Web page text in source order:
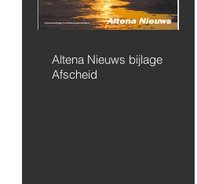
Altena Nieuws bijlage
Afscheid